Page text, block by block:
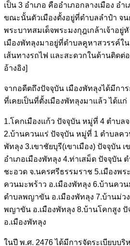
เป็น 3 อำเภอ คืออำเภอกลางเมือง อ
ขณะนั้นตัวเมืองตั้งอยู่ที่ตำบลลำปำ จน
พระบาทสมเด็จพระมงกุฎเกล้าเจ้าอยู่
เมืองพัทลุงมาอยู่ที่ตำบลคูหาสวรรค์ใ
เส้นทางรถไฟ และสะดวกในด้านติดต่
อ้างอิง]
จากอดีตถึงปัจจุบัน เมืองพัทลุงได้มีกา
ที่เคยเป็นที่ตั้งเมืองพัทลุงมาแล้ว ได้แก่
1.โคกเมืองแก้ว ปัจจุบัน หมู่ที่ 4 ตำบล
2.บ้านควนแร่ ปัจจุบัน หมู่ที่ 1 ตำบลคว
พัทลุง 3.เขาชัยบุรี(เขาเมือง) ปัจจุบัน
อำเภอเมืองพัทลุง 4.ท่าเสม็ด ปัจจุบัน
ชะอวด จ.นครศรีธรรมราช 5.เมืองพ
ควนมะพร้าว อ.เมืองพัทลุง 6.บ้านคว
ตำบลพญาขัน อ.เมืองพัทลุง 7.บ้านม่ว
พญาขัน อ.เมืองพัทลุง 8.บ้านโคกสูง
อ.เมืองพัทลุง
ในปี พ.ศ. 2476 ได้มีการจัดระเบียบบ